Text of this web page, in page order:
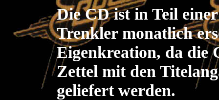
Die CD ist in Teil
Trenkler monatlich
Eigenkreation, da die
Zettel mit den
geliefert werden.